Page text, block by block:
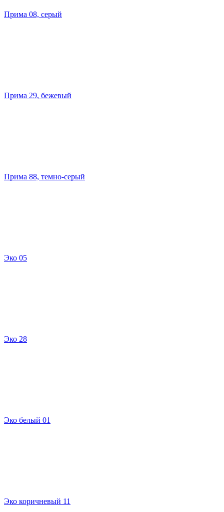
Прима 08, серый
Прима 29, бежевый
Прима 88, темно-серый
Эко 05
Эко 28
Эко белый 01
Эко коричневый 11